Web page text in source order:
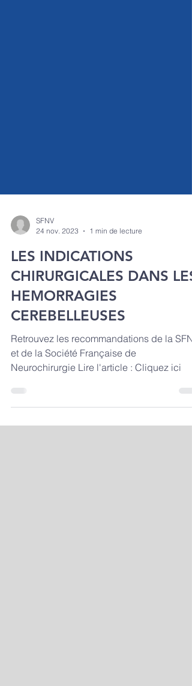
24 nov. 2023
1 min de lecture
LES INDICATIONS
CHIRURGICALES DANS LES
HEMORRAGIES
CEREBELLEUSES
Retrouvez les recommandations de la
Neurochirurgie Lire l'article : Cliquez ici